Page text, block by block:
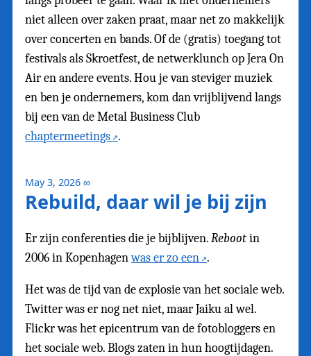
niet alleen over zaken praat, maar net zo makkelijk
over concerten en bands. Of de (gratis) toegang tot
festivals als Skroetfest, de netwerklunch op Jera On
Air en andere events. Hou je van steviger muziek
en ben je ondernemers, kom dan vrijblijvend langs
bij een van de Metal Business Club
chaptermeetings .
May 3, 2026 ∞
Rebuild, daar wil je bij zijn
Er zijn conferenties die je bijblijven.Rebootin
2006 in Kopenhagenwas er zo een .
Het was de tijd van de explosie van het sociale web.
Twitter was er nog net niet, maar Jaiku al wel.
Flickr was het epicentrum van de fotobloggers en
het sociale web. Blogs zaten in hun hoogtijdagen.